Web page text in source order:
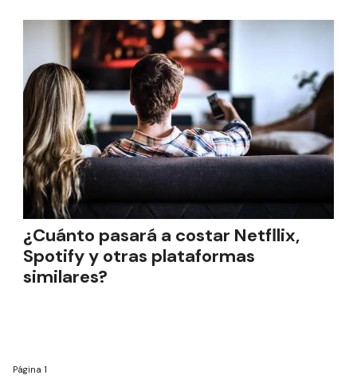
¿Cuánto pasará a costar Netfllix,
Spotify y otras plataformas
similares?
Página 1